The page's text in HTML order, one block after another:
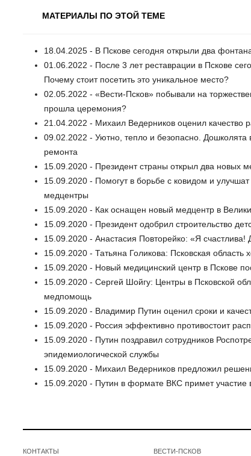
МАТЕРИАЛЫ ПО ЭТОЙ ТЕМЕ
18.04.2025 - В Пскове сегодня открыли два
01.06.2022 - После 3 лет реставрации в Пскове
Почему стоит посетить это уникальное место?
02.05.2022 - «Вести-Псков» побывали на
прошла церемония?
21.04.2022 - Михаил Ведерников оценил
09.02.2022 - Уютно, тепло и безопасно. Дошколята
ремонта
15.09.2020 - Президент страны открыл два новых
15.09.2020 - Помогут в борьбе с ковидом и
медцентры
15.09.2020 - Как оснащен новый медцентр в
15.09.2020 - Президент одобрил строительство
15.09.2020 - Анастасия Повторейко: «Я счастлива!
15.09.2020 - Татьяна Голикова: Псковская область
15.09.2020 - Новый медицинский центр в Пскове
15.09.2020 - Сергей Шойгу: Центры в Псковской
медпомощь
15.09.2020 - Владимир Путин оценил сроки и
15.09.2020 - Россия эффективно противостоит
15.09.2020 - Путин поздравил сотрудников
эпидемиологической службы
15.09.2020 - Михаил Ведерников предложил
15.09.2020 - Путин в формате ВКС примет участие
КОНТАКТЫ ВЕСТИ-ПСКОВ